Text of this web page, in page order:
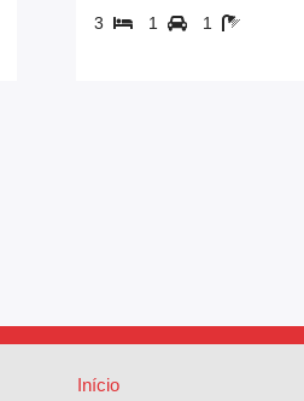
3 1 1
Início